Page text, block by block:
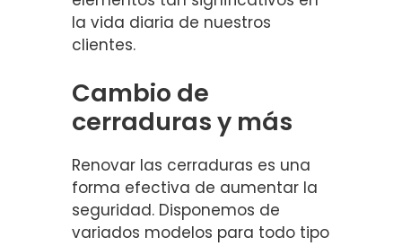
la vida diaria de nuestros
clientes.
Cambio de
cerraduras y más
Renovar las cerraduras es una
forma efectiva de aumentar la
seguridad. Disponemos de
variados modelos para todo tipo